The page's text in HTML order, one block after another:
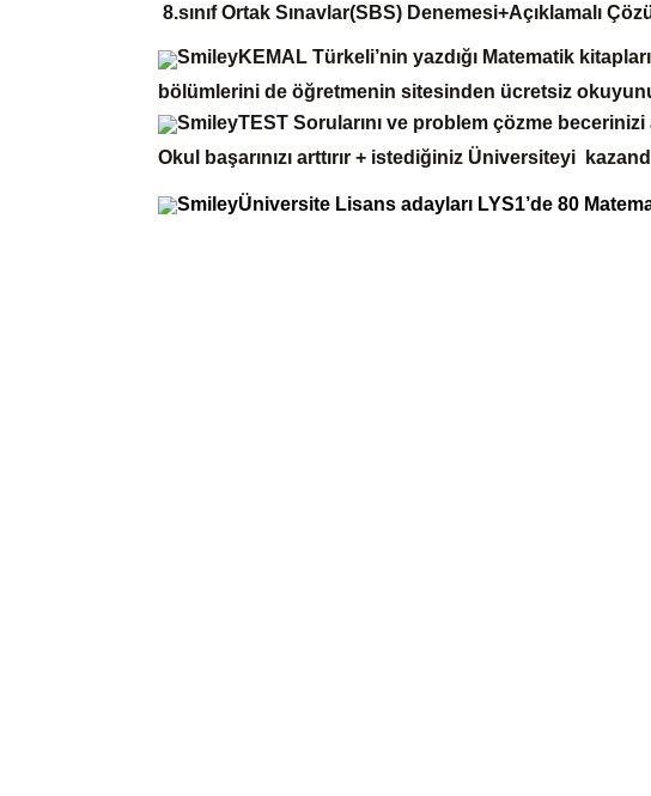
8.sınıf Ortak Sınavlar(SBS) Denemesi+Açıklamalı
KEMAL Türkeli’nin yazdığı Matematik
bölümlerini de öğretmenin sitesinden ücretsiz
TEST Sorularını ve problem çözme becerinizi
Okul başarınızı arttırır + istediğiniz Üniversiteyi
Üniversite Lisans adayları LYS1’de 80